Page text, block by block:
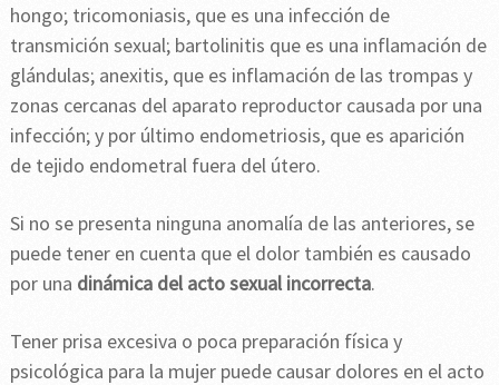
hongo; tricomoniasis, que es una infección de
transmición sexual; bartolinitis que es una inflamación de
glándulas; anexitis, que es inflamación de las trompas y
zonas cercanas del aparato reproductor causada por una
infección; y por último endometriosis, que es aparición
de tejido endometral fuera del útero.
Si no se presenta ninguna anomalía de las anteriores, se
puede tener en cuenta que el dolor también es causado
por una dinámica del acto sexual incorrecta.
Tener prisa excesiva o poca preparación física y
psicológica para la mujer puede causar dolores en el acto